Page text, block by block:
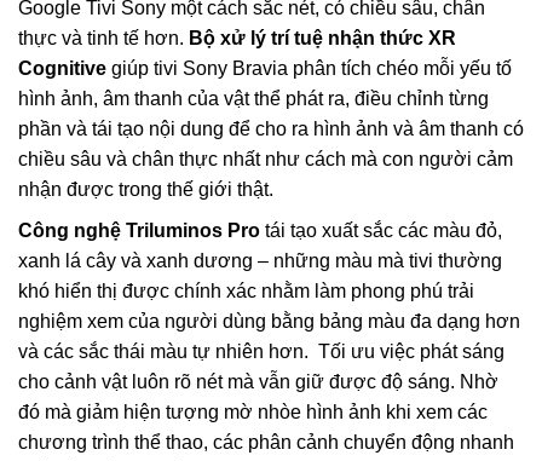
Google Tivi Sony một cách sắc nét, có chiều sâu, chân
thực và tinh tế hơn. Bộ xử lý trí tuệ nhận thức XR
Cognitive giúp tivi Sony Bravia phân tích chéo mỗi yếu tố
hình ảnh, âm thanh của vật thể phát ra, điều chỉnh từng
phần và tái tạo nội dung để cho ra hình ảnh và âm thanh có
chiều sâu và chân thực nhất như cách mà con người cảm
nhận được trong thế giới thật.
Công nghệ Triluminos Pro tái tạo xuất sắc các màu đỏ,
xanh lá cây và xanh dương – những màu mà tivi thường
khó hiển thị được chính xác nhằm làm phong phú trải
nghiệm xem của người dùng bằng bảng màu đa dạng hơn
và các sắc thái màu tự nhiên hơn. Tối ưu việc phát sáng
cho cảnh vật luôn rõ nét mà vẫn giữ được độ sáng. Nhờ
đó mà giảm hiện tượng mờ nhòe hình ảnh khi xem các
chương trình thể thao, các phân cảnh chuyển động nhanh